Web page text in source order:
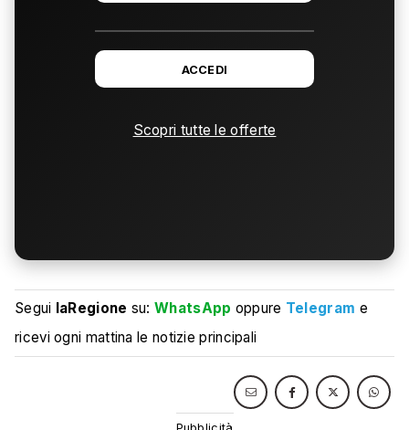
ACCEDI
Scopri tutte le offerte
Segui laRegione su:WhatsApp oppure Telegram e
ricevi ogni mattina le notizie principali